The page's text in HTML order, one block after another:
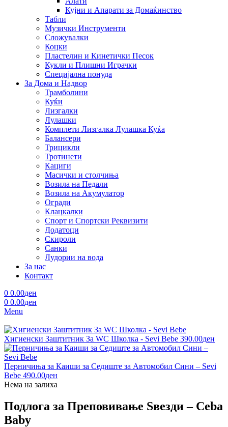
Кујни и Апарати за Домаќинство
Табли
Музички Инструменти
Сложувалки
Коцки
Пластелин и Кинетички Песок
Кукли и Плишни Играчки
Специјална понуда
За Дома и Надвор
Трамболини
Куќи
Лизгалки
Лулашки
Комплети Лизгалка Лулашка Куќа
Балансери
Трицикли
Тротинети
Кациги
Mасички и столчиња
Возила на Педали
Возила на Акумулатор
Огради
Клацкалки
Спорт и Спортски Реквизити
Додатоци
Скироли
Санки
Лудории на вода
За нас
Контакт
0 0.00ден
0 0.00ден
Menu
Хигиенски Заштитник За WC Школка - Sevi Bebe 390.00ден
Перничиња за Каиши за Седиште за Автомобил Сини – Sevi
Bebe 490.00ден
Нема на залиха
Подлога за Преповивање Ѕвезди – Ceba
Baby